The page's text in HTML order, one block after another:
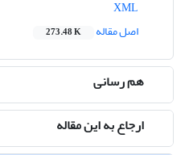
اصل مقاله
273.48 K
هم رسانی
ارجاع به این مقاله